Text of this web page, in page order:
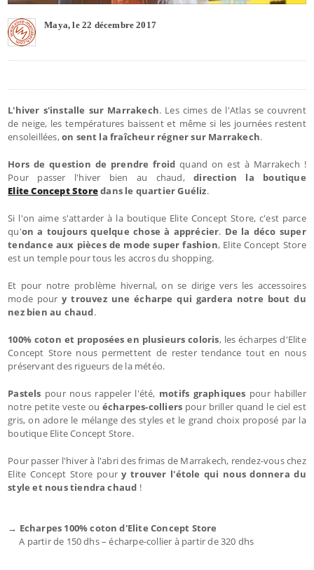
Maya, le 22 décembre 2017
L'hiver s'installe sur Marrakech. Les cimes de l'Atlas se couvrent
de neige, les températures baissent et même si les journées restent
ensoleillées,on sent la fraîcheur régner sur Marrakech.
Hors de question de prendre froid quand on est à Marrakech !
Pour passer l'hiver bien au chaud,direction la boutique
Elite Concept Storedans le quartier Guéliz.
Si l'on aime s'attarder à la boutique Elite Concept Store, c'est parce
qu'on a toujours quelque chose à apprécier. De la déco super
tendance aux pièces de mode super fashion, Elite Concept Store
est un temple pour tous les accros du shopping.
Et pour notre problème hivernal, on se dirige vers les accessoires
mode pour y trouvez une écharpe qui gardera notre bout du
nez bien au chaud.
100% coton et proposées en plusieurs coloris, les écharpes d'Elite
Concept Store nous permettent de rester tendance tout en nous
préservant des rigueurs de la météo.
Pastels pour nous rappeler l'été, motifs graphiques pour habiller
notre petite veste ou écharpes-colliers pour briller quand le ciel est
gris, on adore le mélange des styles et le grand choix proposé par la
boutique Elite Concept Store.
Pour passer l'hiver à l'abri des frimas de Marrakech, rendez-vous chez
Elite Concept Store poury trouver l'étole qui nous donnera du
style et nous tiendra chaud !
→ Echarpes 100% coton d'Elite Concept Store
A partir de 150 dhs – écharpe-collier à partir de 320 dhs